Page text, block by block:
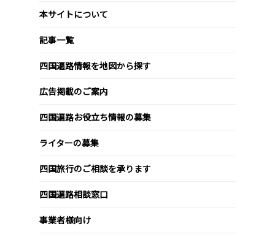
本サイトについて
記事一覧
四国遍路情報を地図から探す
広告掲載のご案内
四国遍路お役立ち情報の募集
ライターの募集
四国旅行のご相談を承ります
四国遍路相談窓口
事業者様向け